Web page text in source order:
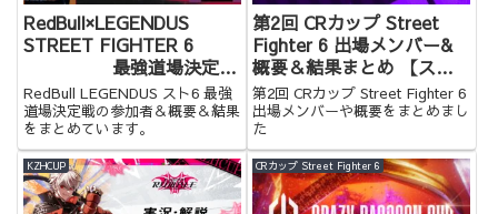
RedBull×LEGENDUS
STREET FIGHTER 6
最強道場決定戦
参加者＆概要＆結果まとめ
【スト6】
RedBull LEGENDUS スト6 最強
道場決定戦の参加者＆概要＆結果
をまとめています。
第2回 CRカップ Street
Fighter 6 出場メンバー&
概要＆結果まとめ 【スト
6】
第2回 CRカップ Street Fighter 6
出場メンバーや概要をまとめまし
た
KZHCUP CRカップ Street Fighter 6